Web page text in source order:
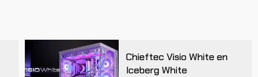
Chieftec Visio White en
Iceberg White